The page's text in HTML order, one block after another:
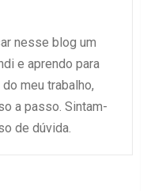
nesse blog um
e aprendo para
meu trabalho,
a passo. Sintam-
de dúvida.